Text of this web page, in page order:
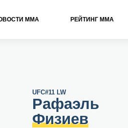
ММА РЕЙТИНГ ММА
Бобби Грин
Рафаэль
Физиев
UFC#11 LW